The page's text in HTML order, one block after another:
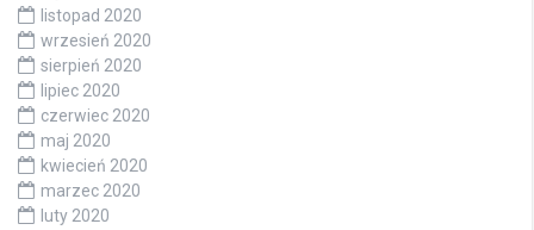
listopad 2020
wrzesień 2020
sierpień 2020
lipiec 2020
czerwiec 2020
maj 2020
kwiecień 2020
marzec 2020
luty 2020